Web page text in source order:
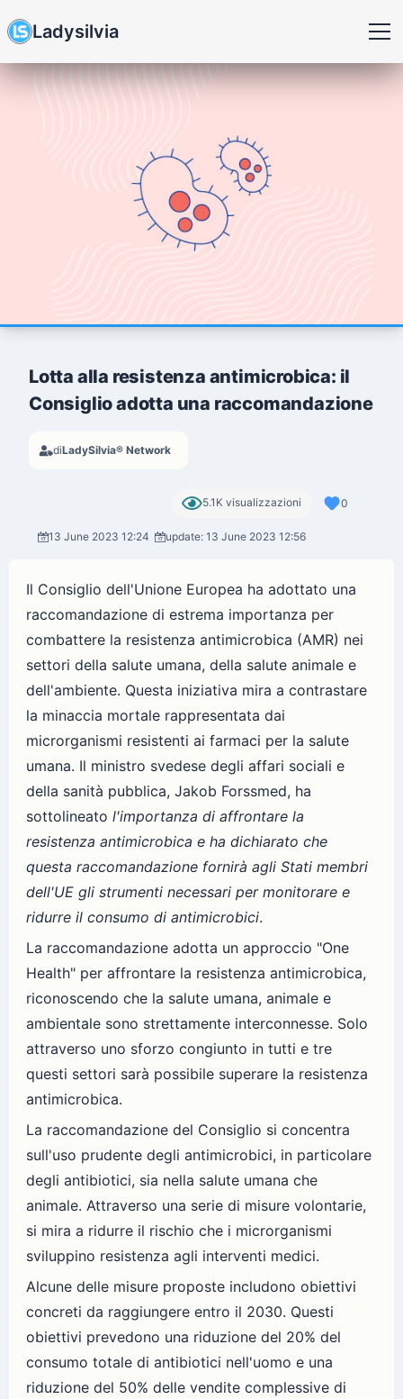
Ladysilvia
Lotta alla resistenza antimicrobica: il
Consiglio adotta una raccomandazione
diLadySilvia® Network
5.1K visualizzazioni 0
13 June 2023 12:24 update: 13 June 2023 12:56
Il Consiglio dell'Unione Europea ha adottato una
raccomandazione di estrema importanza per
combattere la resistenza antimicrobica (AMR) nei
settori della salute umana, della salute animale e
dell'ambiente. Questa iniziativa mira a contrastare
la minaccia mortale rappresentata dai
microrganismi resistenti ai farmaci per la salute
umana. Il ministro svedese degli affari sociali e
della sanità pubblica, Jakob Forssmed, ha
sottolineato l'importanza di affrontare la
resistenza antimicrobica e ha dichiarato che
questa raccomandazione fornirà agli Stati membri
dell'UE gli strumenti necessari per monitorare e
ridurre il consumo di antimicrobici.
La raccomandazione adotta un approccio "One
Health" per affrontare la resistenza antimicrobica,
riconoscendo che la salute umana, animale e
ambientale sono strettamente interconnesse. Solo
attraverso uno sforzo congiunto in tutti e tre
questi settori sarà possibile superare la resistenza
antimicrobica.
La raccomandazione del Consiglio si concentra
sull'uso prudente degli antimicrobici, in particolare
degli antibiotici, sia nella salute umana che
animale. Attraverso una serie di misure volontarie,
si mira a ridurre il rischio che i microrganismi
sviluppino resistenza agli interventi medici.
Alcune delle misure proposte includono obiettivi
concreti da raggiungere entro il 2030. Questi
obiettivi prevedono una riduzione del 20% del
consumo totale di antibiotici nell'uomo e una
riduzione del 50% delle vendite complessive di